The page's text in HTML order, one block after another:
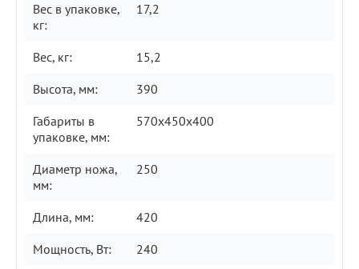
Вес в упаковке,
кг:
17,2
Вес, кг:
15,2
Высота, мм:
390
Габариты в
упаковке, мм:
570x450x400
Диаметр ножа,
мм:
250
Длина, мм:
420
Мощность, Вт:
240